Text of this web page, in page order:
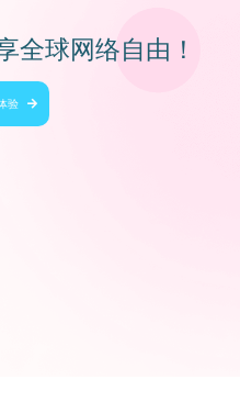
全球网络自由！
验